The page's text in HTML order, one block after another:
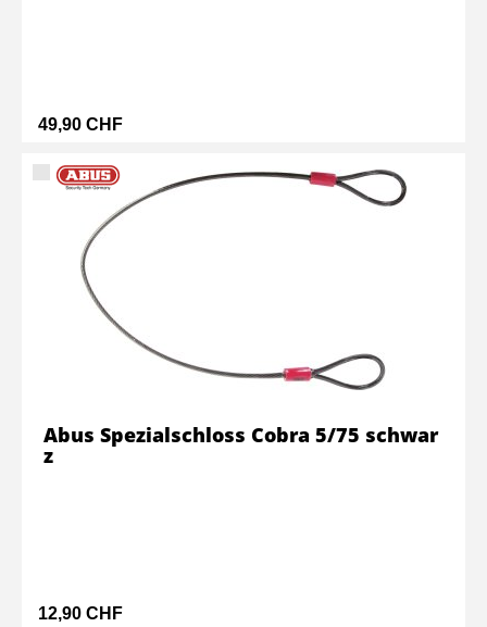
49,90 CHF
12,90 CHF
Abus Spezialschloss Cobra 5/75 schwar
z